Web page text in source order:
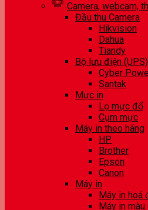
Camera, webcam,
Đầu thu Camera
Hikvision
Dahua
Tiandy
Bộ lưu điện (UPS)
Cyber
Santak
Mực in
Lọ mực đổ
Cụm mực
Máy in theo hãng
HP
Brother
Epson
Canon
Máy in
Máy in hoá
Máy in màu